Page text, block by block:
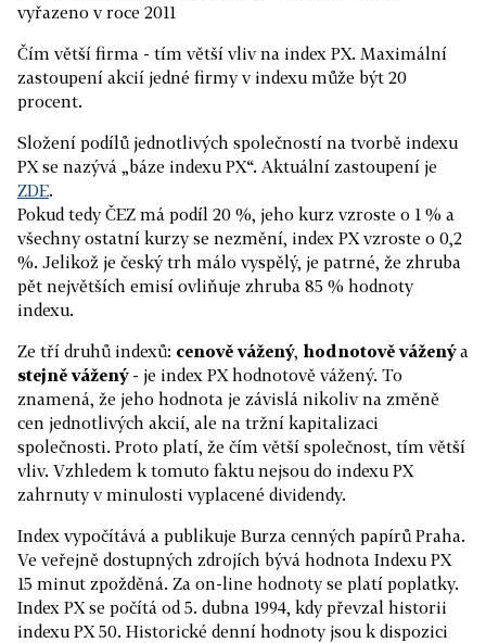
vyřazeno v roce 2011
Čím větší firma - tím větší vliv na index PX. Maximální
zastoupení akcií jedné firmy v indexu může být 20
procent.
Složení podílů jednotlivých společností na tvorbě indexu
PX se nazývá „báze indexu PX“. Aktuální zastoupení je
ZDE.
Pokud tedy ČEZ má podíl 20 %, jeho kurz vzroste o 1 % a
všechny ostatní kurzy se nezmění, index PX vzroste o 0,2
%. Jelikož je český trh málo vyspělý, je patrné, že zhruba
pět největších emisí ovliňuje zhruba 85 % hodnoty
indexu.
Ze tří druhů indexů: cenově vážený, hodnotově váženýa
stejně vážený- je index PX hodnotově vážený. To
znamená, že jeho hodnota je závislá nikoliv na změně
cen jednotlivých akcií, ale na tržní kapitalizaci
společnosti. Proto platí, že čím větší společnost, tím větší
vliv. Vzhledem k tomuto faktu nejsou do indexu PX
zahrnuty v minulosti vyplacené dividendy.
Index vypočítává a publikuje Burza cenných papírů Praha.
Ve veřejně dostupných zdrojích bývá hodnota Indexu PX
15 minut zpožděná. Za on-line hodnoty se platí poplatky.
Index PX se počítá od 5. dubna 1994, kdy převzal historii
indexu PX 50. Historické denní hodnoty jsou k dispozici